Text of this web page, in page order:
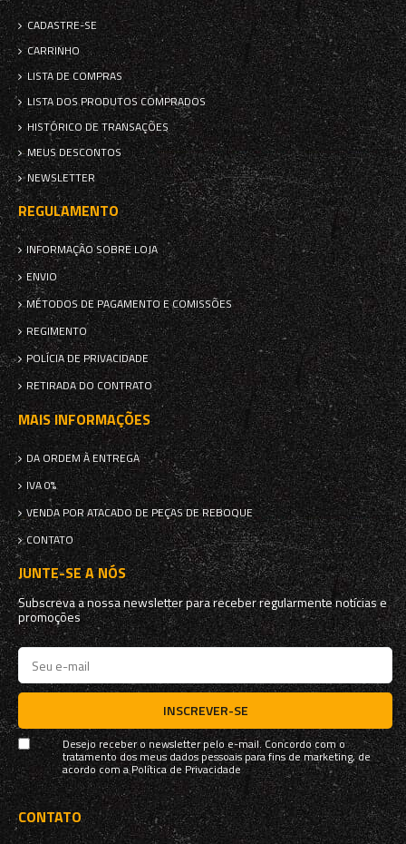
CADASTRE-SE
CARRINHO
LISTA DE COMPRAS
LISTA DOS PRODUTOS COMPRADOS
HISTÓRICO DE TRANSAÇÕES
MEUS DESCONTOS
NEWSLETTER
REGULAMENTO
INFORMAÇÃO SOBRE LOJA
ENVIO
MÉTODOS DE PAGAMENTO E COMISSÕES
REGIMENTO
POLÍCIA DE PRIVACIDADE
RETIRADA DO CONTRATO
MAIS INFORMAÇÕES
DA ORDEM À ENTREGA
IVA 0%
VENDA POR ATACADO DE PEÇAS DE REBOQUE
CONTATO
JUNTE-SE A NÓS
Subscreva a nossa newsletter para receber regularmente notícias e
promoções
INSCREVER-SE
Desejo receber o newsletter pelo e-mail. Concordo com o
tratamento dos meus dados pessoais para fins de marketing, de
acordo com aPolítica de Privacidade
CONTATO